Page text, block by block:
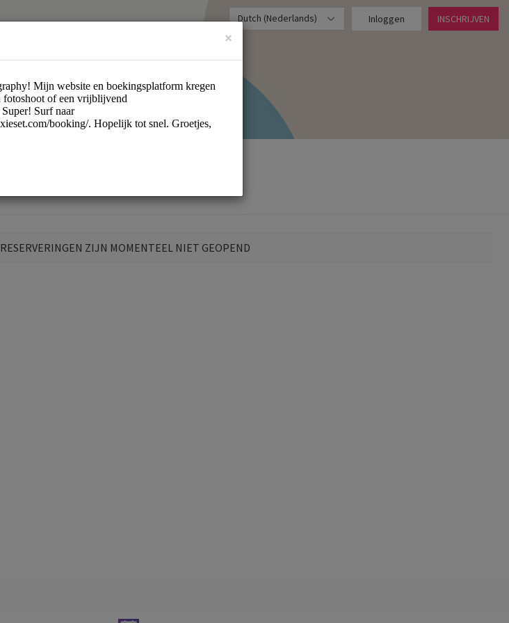
Dutch (Nederlands) Inloggen INSCHRIJVEN
RESERVERINGEN ZIJN MOMENTEEL NIET GEOPEND
×